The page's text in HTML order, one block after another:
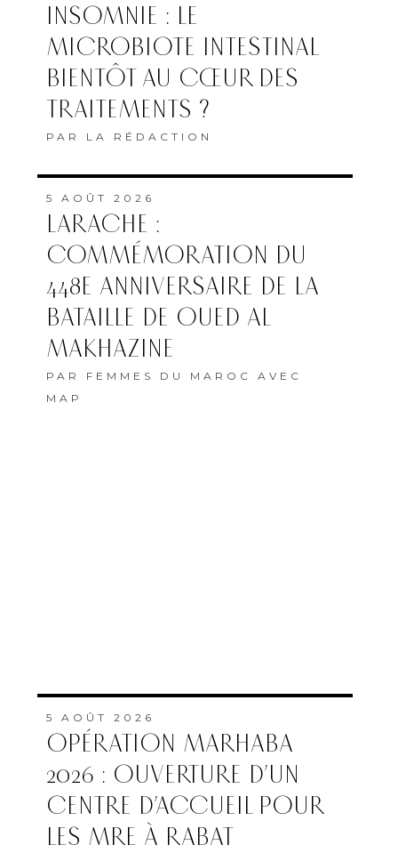
INSOMNIE : LE
MICROBIOTE INTESTINAL
BIENTÔT AU CŒUR DES
TRAITEMENTS ?
PAR LA RÉDACTION
5 AOÛT 2026
LARACHE :
COMMÉMORATION DU
448E ANNIVERSAIRE DE LA
BATAILLE DE OUED AL
MAKHAZINE
PAR FEMMES DU MAROC AVEC
MAP
5 AOÛT 2026
OPÉRATION MARHABA
2026 : OUVERTURE D’UN
CENTRE D’ACCUEIL POUR
LES MRE À RABAT